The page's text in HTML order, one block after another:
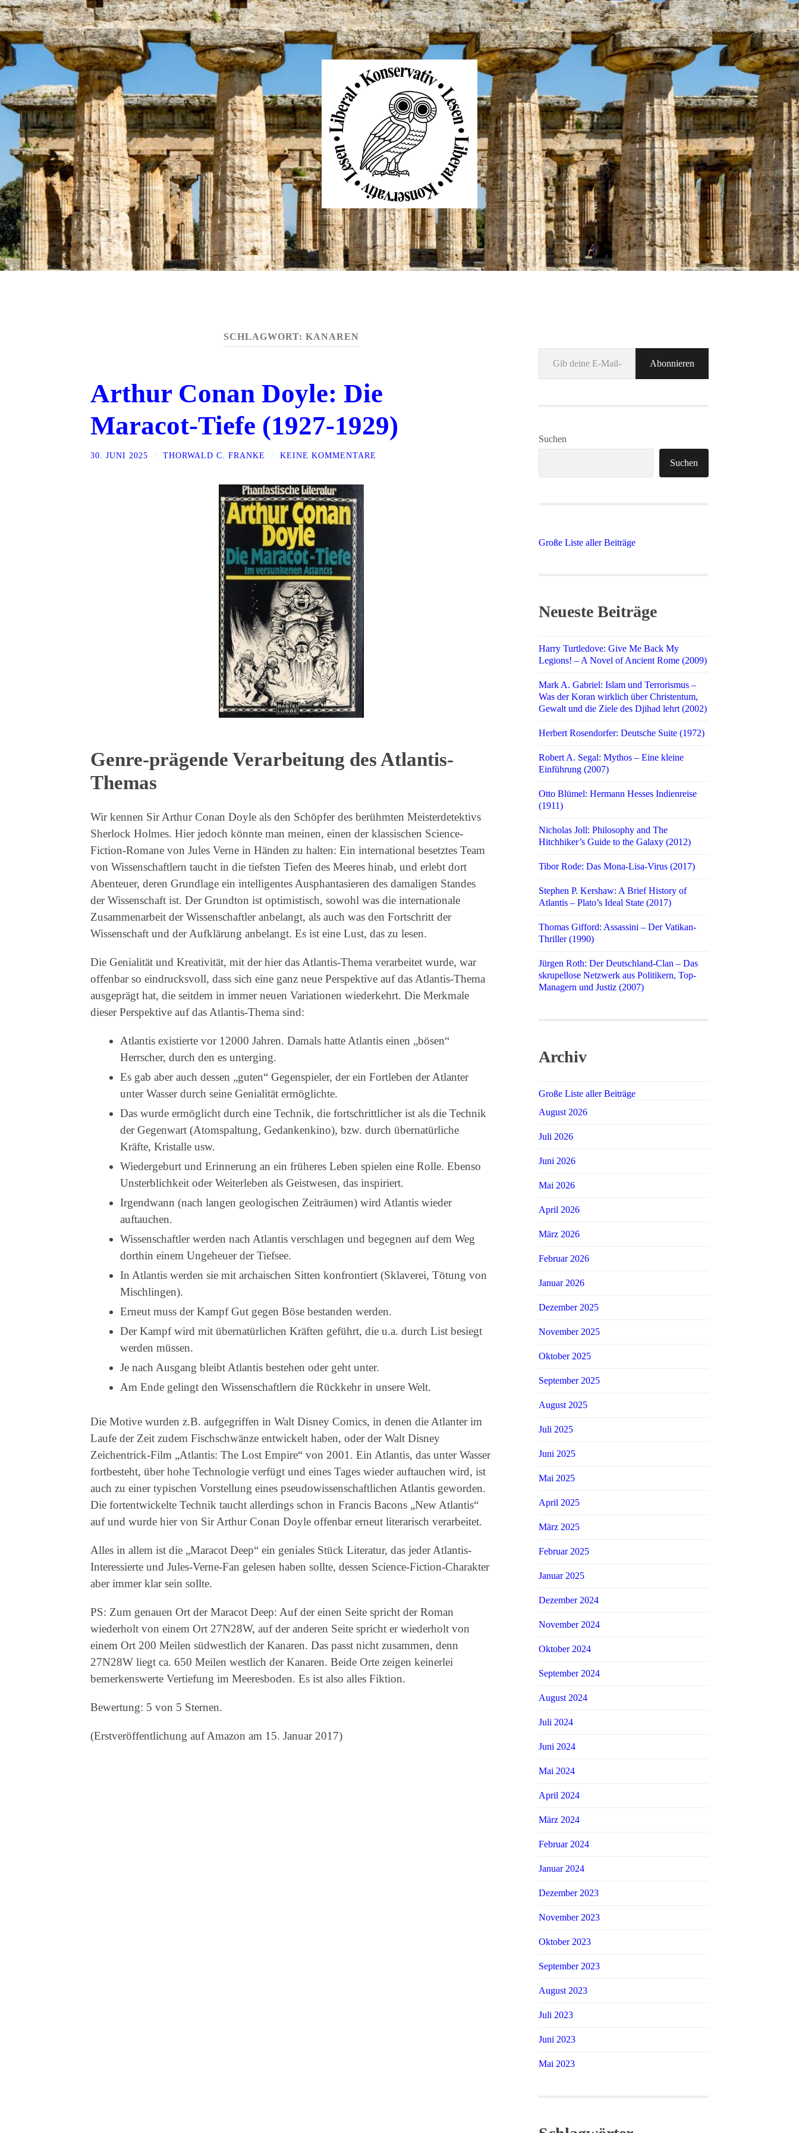
Liberal
Konservativ
Lesen
SCHLAGWORT: KANAREN
Arthur Conan Doyle: Die
Maracot-Tiefe (1927-1929)
30. JUNI 2025 THORWALD C. FRANKE KEINE KOMMENTARE
Genre-prägende Verarbeitung des Atlantis-
Themas
Wir kennen Sir Arthur Conan Doyle als den Schöpfer des berühmten Meisterdetektivs
Sherlock Holmes. Hier jedoch könnte man meinen, einen der klassischen Science-
Fiction-Romane von Jules Verne in Händen zu halten: Ein international besetztes Team
von Wissenschaftlern taucht in die tiefsten Tiefen des Meeres hinab, und erlebt dort
Abenteuer, deren Grundlage ein intelligentes Ausphantasieren des damaligen Standes
der Wissenschaft ist. Der Grundton ist optimistisch, sowohl was die internationale
Zusammenarbeit der Wissenschaftler anbelangt, als auch was den Fortschritt der
Wissenschaft und der Aufklärung anbelangt. Es ist eine Lust, das zu lesen.
Die Genialität und Kreativität, mit der hier das Atlantis-Thema verarbeitet wurde, war
offenbar so eindrucksvoll, dass sich eine ganz neue Perspektive auf das Atlantis-Thema
ausgeprägt hat, die seitdem in immer neuen Variationen wiederkehrt. Die Merkmale
dieser Perspektive auf das Atlantis-Thema sind:
Atlantis existierte vor 12000 Jahren. Damals hatte Atlantis einen „bösen“
Herrscher, durch den es unterging.
Es gab aber auch dessen „guten“ Gegenspieler, der ein Fortleben der Atlanter
unter Wasser durch seine Genialität ermöglichte.
Das wurde ermöglicht durch eine Technik, die fortschrittlicher ist als die Technik
der Gegenwart (Atomspaltung, Gedankenkino), bzw. durch übernatürliche
Kräfte, Kristalle usw.
Wiedergeburt und Erinnerung an ein früheres Leben spielen eine Rolle. Ebenso
Unsterblichkeit oder Weiterleben als Geistwesen, das inspiriert.
Irgendwann (nach langen geologischen Zeiträumen) wird Atlantis wieder
auftauchen.
Wissenschaftler werden nach Atlantis verschlagen und begegnen auf dem Weg
dorthin einem Ungeheuer der Tiefsee.
In Atlantis werden sie mit archaischen Sitten konfrontiert (Sklaverei, Tötung von
Mischlingen).
Erneut muss der Kampf Gut gegen Böse bestanden werden.
Der Kampf wird mit übernatürlichen Kräften geführt, die u.a. durch List besiegt
werden müssen.
Je nach Ausgang bleibt Atlantis bestehen oder geht unter.
Am Ende gelingt den Wissenschaftlern die Rückkehr in unsere Welt.
Die Motive wurden z.B. aufgegriffen in Walt Disney Comics, in denen die Atlanter im
Laufe der Zeit zudem Fischschwänze entwickelt haben, oder der Walt Disney
Zeichentrick-Film „Atlantis: The Lost Empire“ von 2001. Ein Atlantis, das unter Wasser
fortbesteht, über hohe Technologie verfügt und eines Tages wieder auftauchen wird, ist
auch zu einer typischen Vorstellung eines pseudowissenschaftlichen Atlantis geworden.
Die fortentwickelte Technik taucht allerdings schon in Francis Bacons „New Atlantis“
auf und wurde hier von Sir Arthur Conan Doyle offenbar erneut literarisch verarbeitet.
Alles in allem ist die „Maracot Deep“ ein geniales Stück Literatur, das jeder Atlantis-
Interessierte und Jules-Verne-Fan gelesen haben sollte, dessen Science-Fiction-Charakter
aber immer klar sein sollte.
PS: Zum genauen Ort der Maracot Deep: Auf der einen Seite spricht der Roman
wiederholt von einem Ort 27N28W, auf der anderen Seite spricht er wiederholt von
einem Ort 200 Meilen südwestlich der Kanaren. Das passt nicht zusammen, denn
27N28W liegt ca. 650 Meilen westlich der Kanaren. Beide Orte zeigen keinerlei
bemerkenswerte Vertiefung im Meeresboden. Es ist also alles Fiktion.
Bewertung: 5 von 5 Sternen.
(Erstveröffentlichung auf Amazon am 15. Januar 2017)
Gib deine E-Mail-Adresse ein ...
Abonnieren
Suchen
Suchen
Große Liste aller Beiträge
Neueste Beiträge
Harry Turtledove: Give Me Back My
Legions! – A Novel of Ancient Rome (2009)
Mark A. Gabriel: Islam und Terrorismus –
Was der Koran wirklich über Christentum,
Gewalt und die Ziele des Djihad lehrt (2002)
Herbert Rosendorfer: Deutsche Suite (1972)
Robert A. Segal: Mythos – Eine kleine
Einführung (2007)
Otto Blümel: Hermann Hesses Indienreise
(1911)
Nicholas Joll: Philosophy and The
Hitchhiker’s Guide to the Galaxy (2012)
Tibor Rode: Das Mona-Lisa-Virus (2017)
Stephen P. Kershaw: A Brief History of
Atlantis – Plato’s Ideal State (2017)
Thomas Gifford: Assassini – Der Vatikan-
Thriller (1990)
Jürgen Roth: Der Deutschland-Clan – Das
skrupellose Netzwerk aus Politikern, Top-
Managern und Justiz (2007)
Archiv
Große Liste aller Beiträge
August 2026
Juli 2026
Juni 2026
Mai 2026
April 2026
März 2026
Februar 2026
Januar 2026
Dezember 2025
November 2025
Oktober 2025
September 2025
August 2025
Juli 2025
Juni 2025
Mai 2025
April 2025
März 2025
Februar 2025
Januar 2025
Dezember 2024
November 2024
Oktober 2024
September 2024
August 2024
Juli 2024
Juni 2024
Mai 2024
April 2024
März 2024
Februar 2024
Januar 2024
Dezember 2023
November 2023
Oktober 2023
September 2023
August 2023
Juli 2023
Juni 2023
Mai 2023